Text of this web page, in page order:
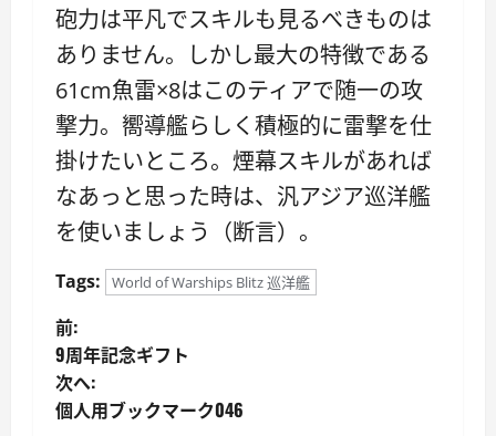
砲力は平凡でスキルも見るべきものは
ありません。しかし最大の特徴である
61cm魚雷×8はこのティアで随一の攻
撃力。嚮導艦らしく積極的に雷撃を仕
掛けたいところ。煙幕スキルがあれば
なあっと思った時は、汎アジア巡洋艦
を使いましょう（断言）。
Tags: World of Warships Blitz 巡洋艦
投
稿
前:
9周年記念ギフト
次へ:
個人用ブックマーク046